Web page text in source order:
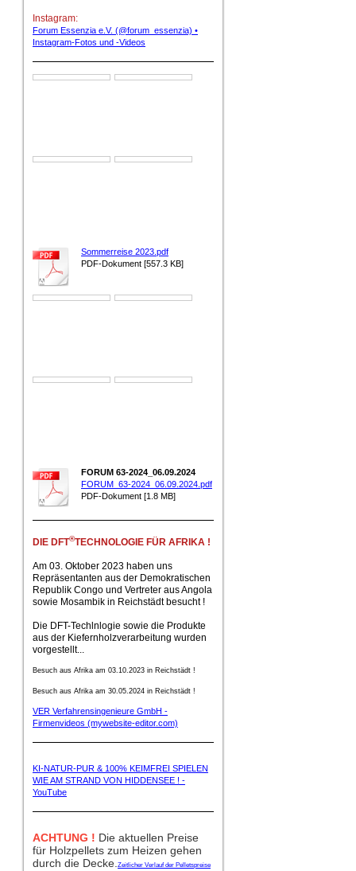
Instagram:
Forum Essenzia e.V. (@forum_essenzia) •
Instagram-Fotos und -Videos
Sommerreise 2023.pdf
PDF-Dokument [557.3 KB]
FORUM 63-2024_06.09.2024
FORUM_63-2024_06.09.2024.pdf
PDF-Dokument [1.8 MB]
DIE DFT®TECHNOLOGIE FÜR AFRIKA !
Am 03. Oktober 2023 haben uns
Repräsentanten aus der Demokratischen
Republik Congo und Vertreter aus Angola
sowie Mosambik in Reichstädt besucht !
Die DFT-Techlnlogie sowie die Produkte
aus der Kiefernholzverarbeitung wurden
vorgestellt...
Besuch aus Afrika am 03.10.2023 in Reichstädt !
Besuch aus Afrika am 30.05.2024 in Reichstädt !
VER Verfahrensingenieure GmbH -
Firmenvideos (mywebsite-editor.com)
KI-NATUR-PUR & 100% KEIMFREI SPIELEN
WIE AM STRAND VON HIDDENSEE ! -
YouTube
ACHTUNG ! Die aktuellen Preise
für Holzpellets zum Heizen gehen
durch die Decke. Zeitlicher Verlauf der Pelletspreise